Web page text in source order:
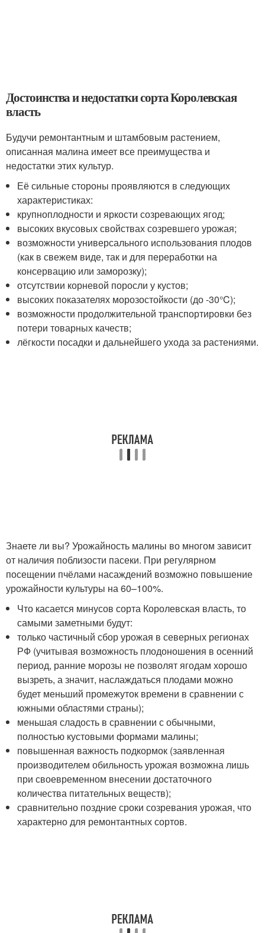
Достоинства и недостатки сорта Королевская
власть
Будучи ремонтантным и штамбовым растением,
описанная малина имеет все преимущества и
недостатки этих культур.
Её сильные стороны проявляются в следующих
характеристиках:
крупноплодности и яркости созревающих ягод;
высоких вкусовых свойствах созревшего урожая;
возможности универсального использования плодов
(как в свежем виде, так и для переработки на
консервацию или заморозку);
отсутствии корневой поросли у кустов;
высоких показателях морозостойкости (до -30°C);
возможности продолжительной транспортировки без
потери товарных качеств;
лёгкости посадки и дальнейшего ухода за растениями.
Знаете ли вы? Урожайность малины во многом зависит
от наличия поблизости пасеки. При регулярном
посещении пчёлами насаждений возможно повышение
урожайности культуры на 60–100%.
Что касается минусов сорта Королевская власть, то
самыми заметными будут:
только частичный сбор урожая в северных регионах
РФ (учитывая возможность плодоношения в осенний
период, ранние морозы не позволят ягодам хорошо
вызреть, а значит, наслаждаться плодами можно
будет меньший промежуток времени в сравнении с
южными областями страны);
меньшая сладость в сравнении с обычными,
полностью кустовыми формами малины;
повышенная важность подкормок (заявленная
производителем обильность урожая возможна лишь
при своевременном внесении достаточного
количества питательных веществ);
сравнительно поздние сроки созревания урожая, что
характерно для ремонтантных сортов.